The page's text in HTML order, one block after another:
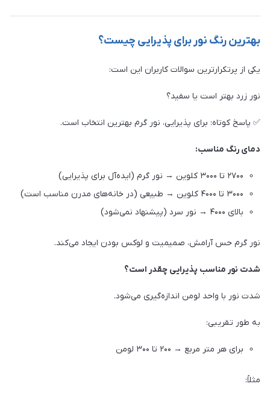
بهترین رنگ نور برای پذیرایی چیست؟
یکی از پرتکرارترین سوالات کاربران این است:
نور زرد بهتر است یا سفید؟
✅ پاسخ کوتاه: برای پذیرایی، نور گرم بهترین انتخاب است.
دمای رنگ مناسب:
۲۷۰۰ تا ۳۰۰۰ کلوین → نور گرم (ایده‌آل برای پذیرایی)
۳۰۰۰ تا ۴۰۰۰ کلوین → طبیعی (در خانه‌های مدرن مناسب است)
بالای ۴۰۰۰ → نور سرد (پیشنهاد نمی‌شود)
نور گرم حس آرامش، صمیمیت و لوکس بودن ایجاد می‌کند.
شدت نور مناسب پذیرایی چقدر است؟
شدت نور با واحد لومن اندازه‌گیری می‌شود.
به طور تقریبی:
برای هر متر مربع → ۲۰۰ تا ۳۰۰ لومن
مثلاً: